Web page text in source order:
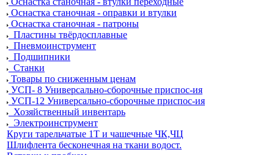
Оснастка станочная - оправки и втулки
Оснастка станочная - патроны
Пластины твёрдосплавные
Пневмоинструмент
Подшипники
Станки
Товары по сниженным ценам
УСП- 8 Универсально-сборочные приспос-ия
УСП-12 Универсально-сборочные приспос-ия
Хозяйственный инвентарь
Электроинструмент
Круги тарельчатые 1Т и чашечные ЧК,ЧЦ
Шлифлента бесконечная на ткани водост.